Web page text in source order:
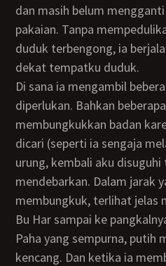
dan masih belum
pakaian. Tanpa
duduk terbengong, ia
dekat tempatku duduk.
Di sana ia mengambil beberapa barang yang
diperlukan. Bahkan
membungkukkan badan
dicari (seperti ia sengaja
urung, kembali aku
mendebarkan. Dalam jarak
membungkuk, terlihat jelas
Bu Har sampai ke
Paha yang sempurna, putih mulus dan tampak masih
kencang. Dan ketika ia